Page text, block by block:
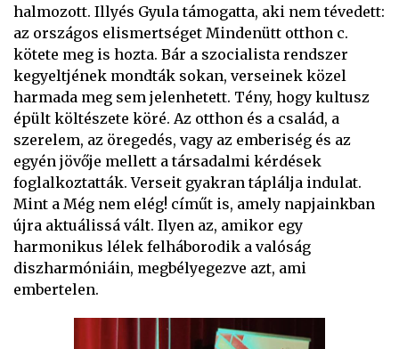
halmozott. Illyés Gyula támogatta, aki nem tévedett:
az országos elismertséget Mindenütt otthon c.
kötete meg is hozta. Bár a szocialista rendszer
kegyeltjének mondták sokan, verseinek közel
harmada meg sem jelenhetett. Tény, hogy kultusz
épült költészete köré. Az otthon és a család, a
szerelem, az öregedés, vagy az emberiség és az
egyén jövője mellett a társadalmi kérdések
foglalkoztatták. Verseit gyakran táplálja indulat.
Mint a Még nem elég! címűt is, amely napjainkban
újra aktuálissá vált. Ilyen az, amikor egy
harmonikus lélek felháborodik a valóság
diszharmóniáin, megbélyegezve azt, ami
embertelen.